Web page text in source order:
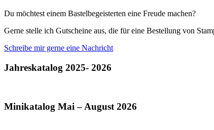
Du möchtest einem Bastelbegeisterten eine Freude machen?
Gerne stelle ich Gutscheine aus, die für eine Bestellung von
Schreibe mir gerne eine Nachricht
Jahreskatalog 2025- 2026
Minikatalog Mai – August 2026